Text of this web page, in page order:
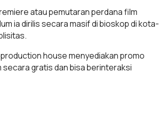
atau pemutaran perdana film
ia dirilis secara masif di bioskop di kota-
house menyediakan promo
secara gratis dan bisa berinteraksi